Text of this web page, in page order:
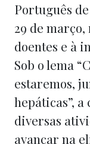
Português
29 de
doentes e à
Sob o lema
estaremos,
hepáticas”,
diversas
avançar na